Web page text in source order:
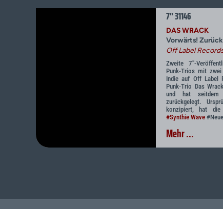
7" 31146
DAS WRACK
Vorwärts!
Off Label Records
Zweite 7"-
Punk-Trios mit
Indie auf Off Label
Punk-Trio Das
und hat seitdem
zurückgelegt.
konzipiert, hat
#Synthie Wave
Mehr ...